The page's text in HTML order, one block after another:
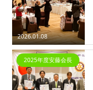
2026.01.08
2025年度安藤会長